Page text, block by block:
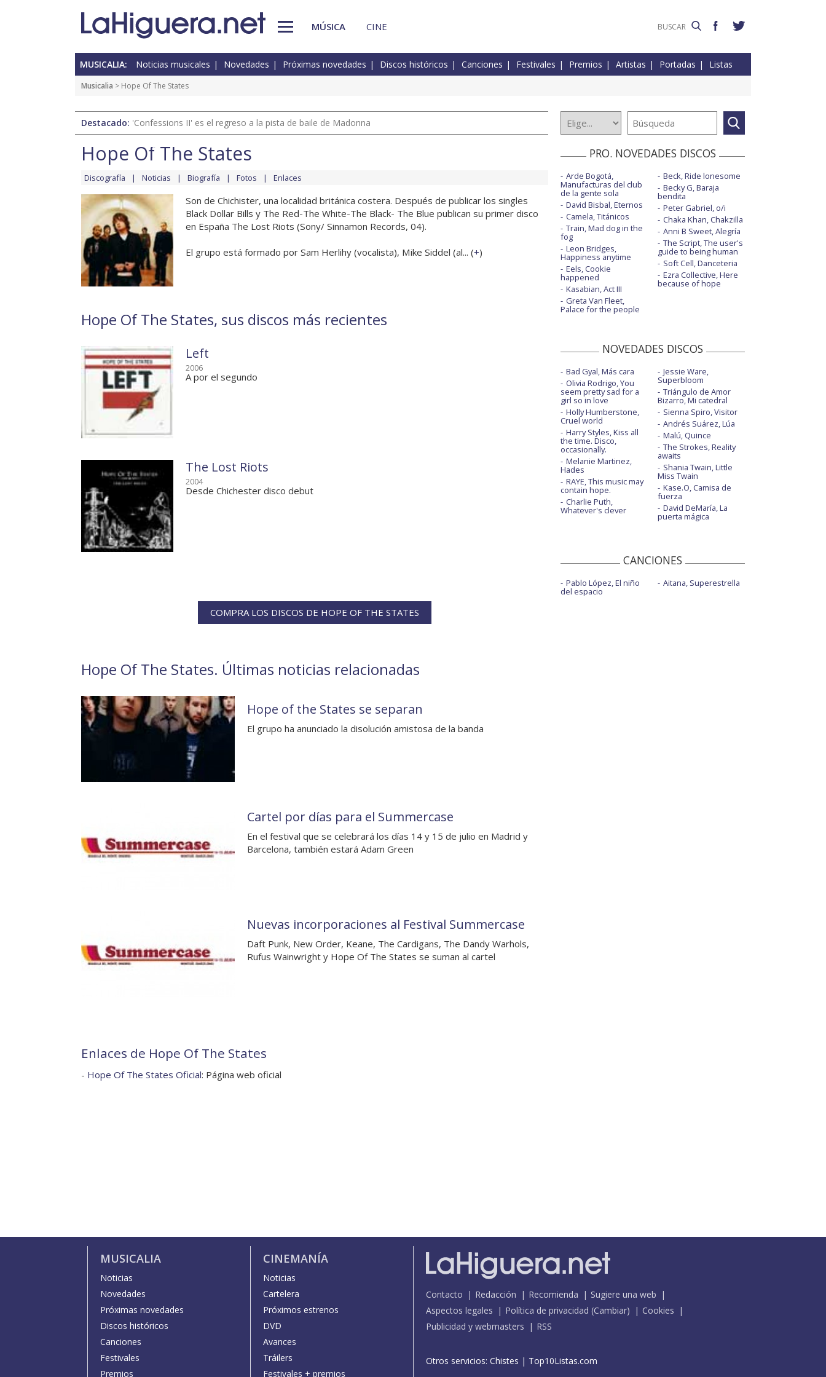
MÚSICA CINE
MUSICALIA: Noticias musicales Novedades Próximas novedades Discos históricos Canciones Festivales Premios Artistas Portadas Listas
Musicalia > Hope Of The States
Destacado: 'Confessions II' es el regreso a la pista de baile de Madonna
Hope Of The States
Discografía Noticias Biografía Fotos Enlaces
Son de Chichister, una localidad británica costera. Después de publicar los singles
Black Dollar Bills y The Red-The White-The Black- The Blue publican su primer disco
en España The Lost Riots (Sony/ Sinnamon Records, 04).
El grupo está formado por Sam Herlihy (vocalista), Mike Siddel (al... (+)
Hope Of The States, sus discos más recientes
Left
2006
A por el segundo
The Lost Riots
2004
Desde Chichester disco debut
COMPRA LOS DISCOS DE HOPE OF THE STATES
Hope Of The States. Últimas noticias relacionadas
Hope of the States se separan
El grupo ha anunciado la disolución amistosa de la banda
Cartel por días para el Summercase
En el festival que se celebrará los días 14 y 15 de julio en Madrid y
Barcelona, también estará Adam Green
Nuevas incorporaciones al Festival Summercase
Daft Punk, New Order, Keane, The Cardigans, The Dandy Warhols,
Rufus Wainwright y Hope Of The States se suman al cartel
Enlaces de Hope Of The States
- Hope Of The States Oficial: Página web oficial
PRO. NOVEDADES DISCOS
Arde Bogotá,
Manufacturas del club
de la gente sola
David Bisbal, Eternos
Camela, Titánicos
Train, Mad dog in the
fog
Leon Bridges,
Happiness anytime
Eels, Cookie
happened
Kasabian, Act III
Greta Van Fleet,
Palace for the people
Beck, Ride lonesome
Becky G, Baraja
bendita
Peter Gabriel, o/i
Chaka Khan, Chakzilla
Anni B Sweet, Alegría
The Script, The user's
guide to being human
Soft Cell, Danceteria
Ezra Collective, Here
because of hope
NOVEDADES DISCOS
Bad Gyal, Más cara
Olivia Rodrigo, You
seem pretty sad for a
girl so in love
Holly Humberstone,
Cruel world
Harry Styles, Kiss all
the time. Disco,
occasionally.
Melanie Martinez,
Hades
RAYE, This music may
contain hope.
Charlie Puth,
Whatever's clever
Jessie Ware,
Superbloom
Triángulo de Amor
Bizarro, Mi catedral
Sienna Spiro, Visitor
Andrés Suárez, Lúa
Malú, Quince
The Strokes, Reality
awaits
Shania Twain, Little
Miss Twain
Kase.O, Camisa de
fuerza
David DeMaría, La
puerta mágica
CANCIONES
Pablo López, El niño
del espacio
Aitana, Superestrella
MUSICALIA
Noticias
Novedades
Próximas novedades
Discos históricos
Canciones
Festivales
Premios
CINEMANÍA
Noticias
Cartelera
Próximos estrenos
DVD
Avances
Tráilers
Festivales + premios
Contacto Redacción Recomienda
Sugiere una web
Aspectos legales
Política de privacidad (Cambiar)
Cookies
Publicidad y webmasters
RSS
Otros servicios: Chistes | Top10Listas.com